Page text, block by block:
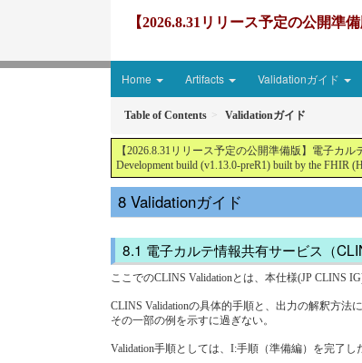
【2026.8.31リリース予定の公開
Home Artifacts Validationガイド
Table of Contents Validationガイド
【2026.8.31リリース予定の公開準備版】電子カ
Development build (v1.13.0-preR1) built by the FHIR
Validationガイド
電子カルテ情報共有サービス（
ここでのCLINS Validationとは、本仕様(JP CLINS
CLINS Validationの具体的手順と、出力の解釈方
その一部の例を示すに過ぎない。
Validation手順としては、I:手順（準備編）を完了